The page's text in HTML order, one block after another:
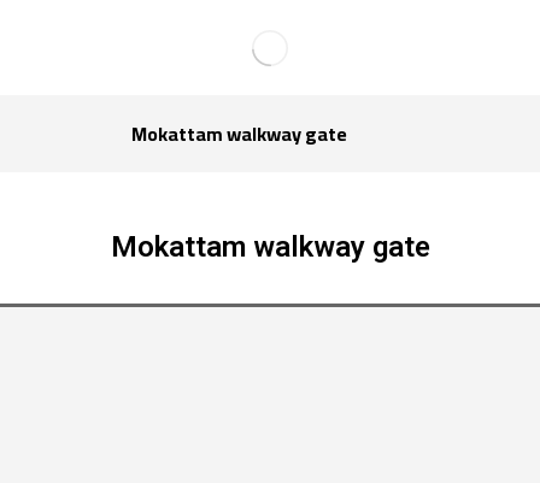
Mokattam walkway gate
Mokattam walkway gate